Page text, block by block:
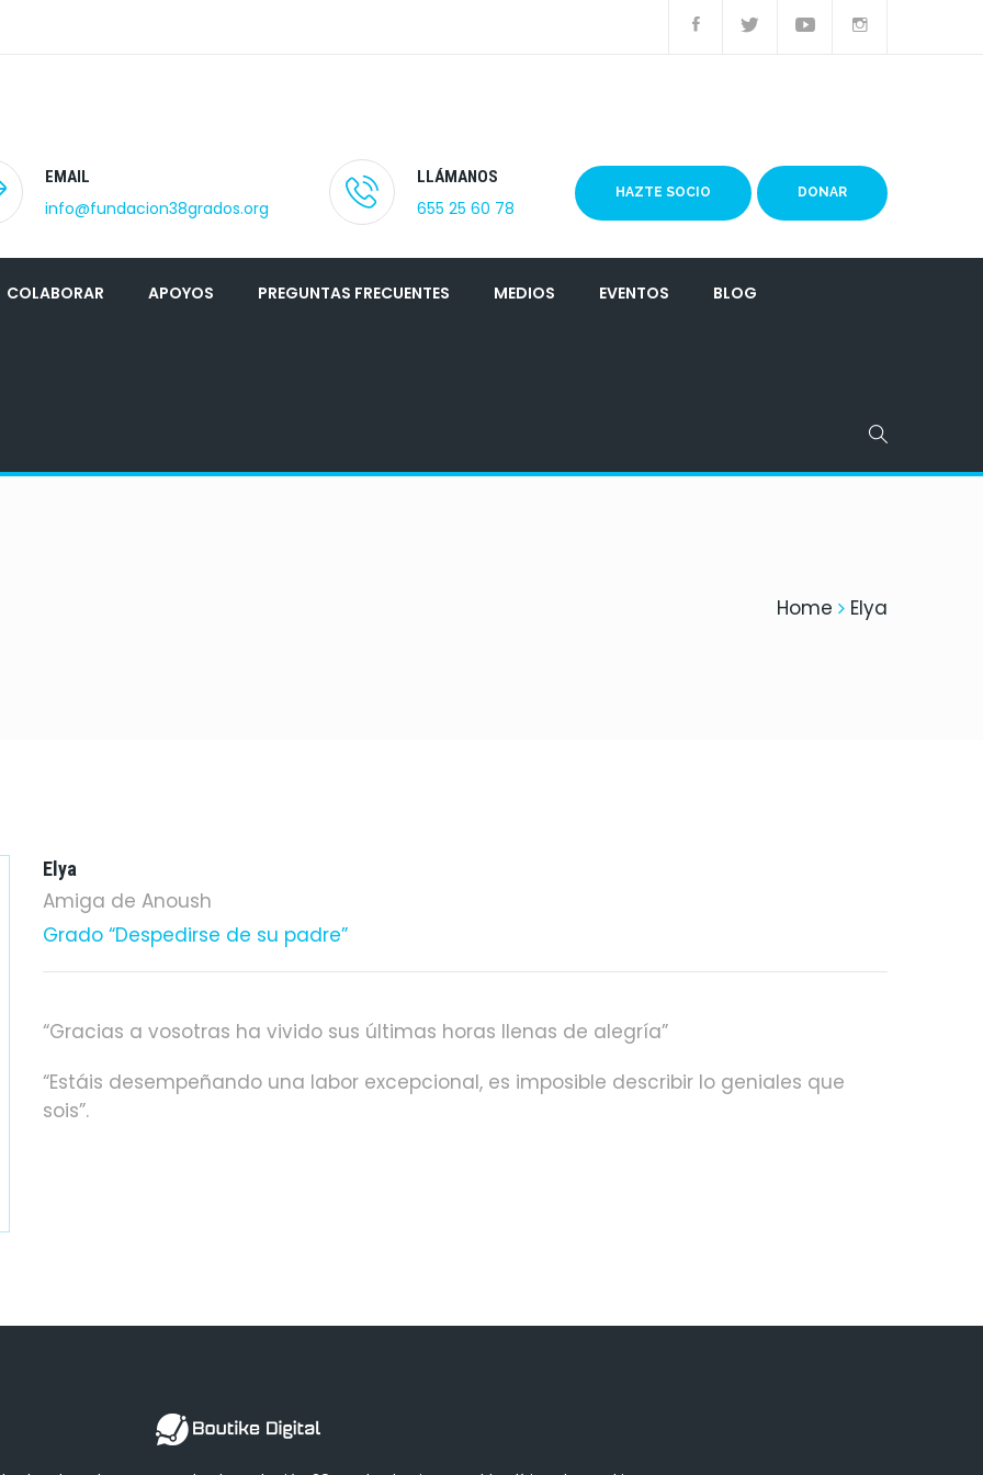
EMAIL
info@fundacion38grados.org
LLÁMANOS
655 25 60 78
HAZTE SOCIO DONAR
COLABORAR APOYOS PREGUNTAS FRECUENTES MEDIOS EVENTOS BLOG
Home Elya
Elya
Amiga de Anoush
Grado “Despedirse de su padre”
“Gracias a vosotras ha vivido sus últimas horas llenas de alegría”
“Estáis desempeñando una labor excepcional, es imposible describir lo geniales que
sois”.